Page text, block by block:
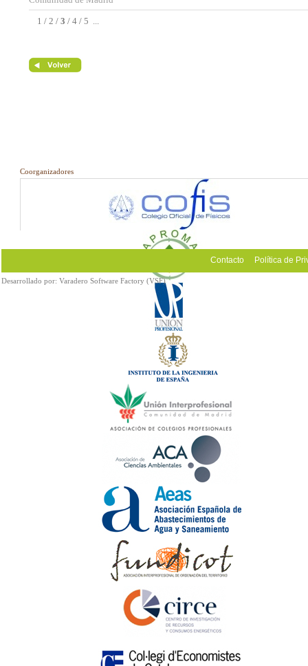
1 / 2 / 3 / 4 / 5 ...
Coorganizadores
Contacto Política de
Desarrollado por: Varadero Software Factory (VSF)